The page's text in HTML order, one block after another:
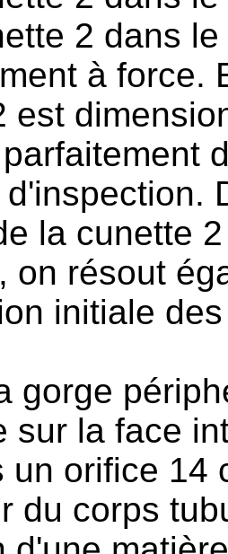
2 dans
à force.
est
la cunette
on résout
initiale
gorge
sur la face
un orifice 14
du corps